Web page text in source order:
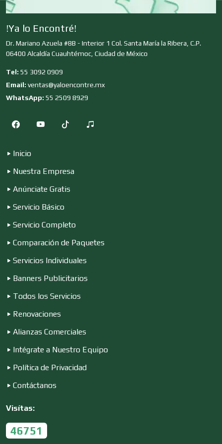
Dermatólogos
Desperdicios Industriales
Edecanes
Editores
Electricidad y Plomería
Elevadores y Ascensores
Empresas de Limpieza
!Ya lo Encontré!
Dr. Mariano Azuela #8B - Interior 1 Col. Santa María la Ribera, C.P.
06400 Alcaldía Cuauhtémoc, Ciudad de México
Tel: 55 3092 0909
Email: ventas@yaloencontre.mx
WhatsApp: 55 2509 8929
Inicio
Nuestra Empresa
Anúnciate Gratis
Servicio Básico
Servicio Completo
Comparación de Paquetes
Servicios Individuales
Banners Publicitarios
Todos los Servicios
Renovaciones
Alianzas Comerciales
Intégrate a Nuestro Equipo
Política de Privacidad
Contáctanos
Visítas:
46751